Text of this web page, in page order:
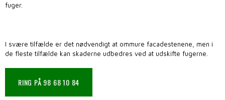
fuger.
I svære tilfælde er det nødvendigt at ommure facadestenene, men i
de fleste tilfælde kan skaderne udbedres ved at udskifte fugerne.​
RING PÅ 98 68 10 84